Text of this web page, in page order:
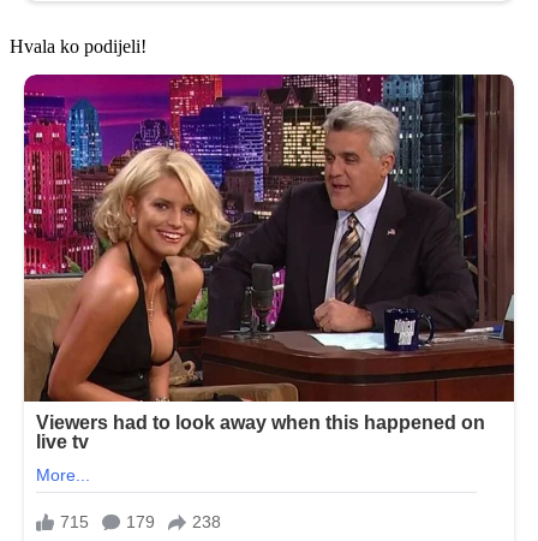
Hvala ko podijeli!